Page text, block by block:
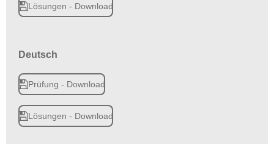
Lösungen - Download
Deutsch
Prüfung - Download
Lösungen - Download